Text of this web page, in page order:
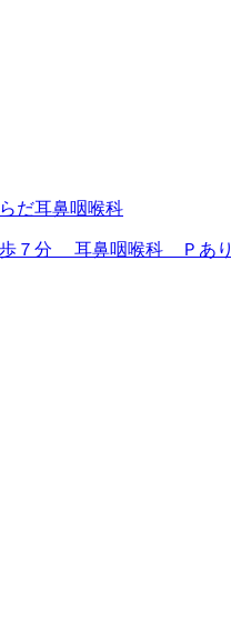
だ耳鼻咽喉科
歩７分 耳鼻咽喉科 Ｐあり